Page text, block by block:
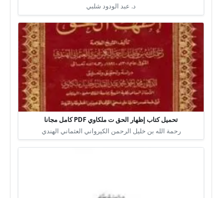
د. عبد الودود شلبي
تحميل كتاب إظهار الحق ت ملكاوي PDF كامل مجانا
رحمة الله بن خليل الرحمن الكيرواني العثماني الهندي